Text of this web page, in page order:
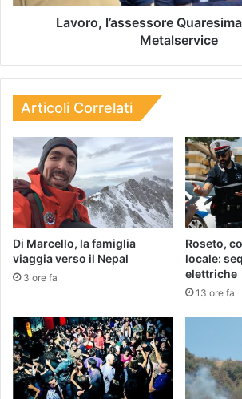
Lavoro, l’assessore
Metalservice
Articoli Correlati
Di Marcello, la famiglia
viaggia verso il Nepal
3 ore fa
Roseto,
locale:
elettriche
13 ore fa